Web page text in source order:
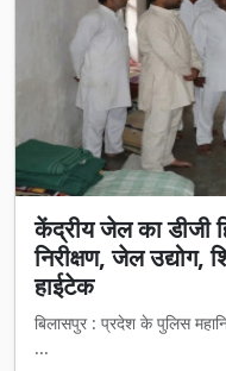
केंद्रीय जेल का डीजी
निरीक्षण, जेल उद्योग,
हाईटेक
बिलासपुर : प्रदेश के पुलिस
...